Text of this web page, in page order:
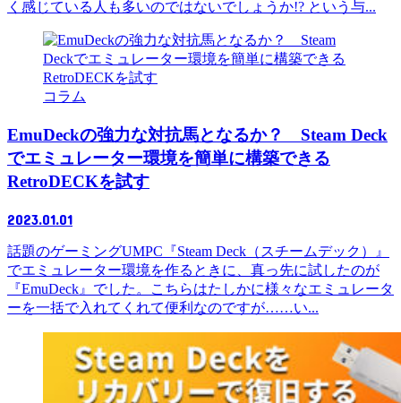
く感じている人も多いのではないでしょうか!? という与...
コラム
EmuDeckの強力な対抗馬となるか？ Steam Deck
でエミュレーター環境を簡単に構築できる
RetroDECKを試す
2023.01.01
話題のゲーミングUMPC『Steam Deck（スチームデック）』
でエミュレーター環境を作るときに、真っ先に試したのが
『EmuDeck』でした。こちらはたしかに様々なエミュレータ
ーを一括で入れてくれて便利なのですが……い...